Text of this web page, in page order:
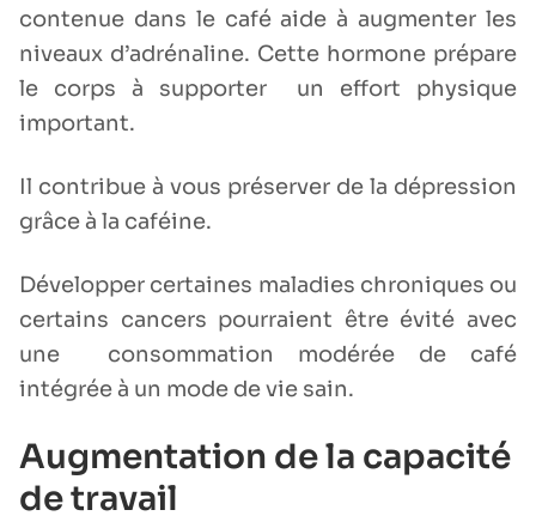
contenue dans le café aide à augmenter les
niveaux d’adrénaline. Cette hormone prépare
le corps à supporter un effort physique
important.
Il contribue à vous préserver de la dépression
grâce à la caféine.
Développer certaines maladies chroniques ou
certains cancers pourraient être évité avec
une consommation modérée de café
intégrée à un mode de vie sain.
Augmentation de la capacité
de travail